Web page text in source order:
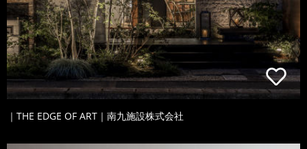
｜THE EDGE OF ART｜南九施設株式会社